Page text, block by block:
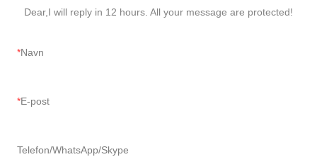
Dear,I will reply in 12 hours. All your message are protected!
Navn
E-post
Telefon/WhatsApp/Skype